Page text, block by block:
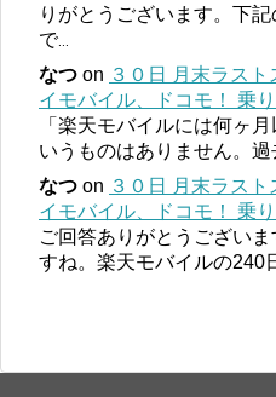
りがとうございます。下
で...
なつ on ３０日 月末ラス
イモバイル、ドコモ！ 乗
「楽天モバイルには何ヶ
いうものはありません。
なつ on ３０日 月末ラス
イモバイル、ドコモ！ 乗
ご回答ありがとうござい
すね。楽天モバイルの